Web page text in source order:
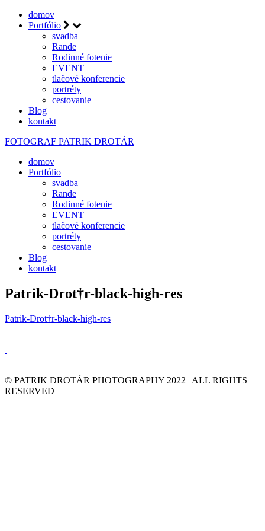
domov
Portfólio
svadba
Rande
Rodinné fotenie
EVENT
tlačové konferencie
portréty
cestovanie
Blog
kontakt
FOTOGRAF PATRIK DROTÁR
domov
Portfólio
svadba
Rande
Rodinné fotenie
EVENT
tlačové konferencie
portréty
cestovanie
Blog
kontakt
Patrik-Drot†r-black-high-res
Patrik-Drot†r-black-high-res
© PATRIK DROTÁR PHOTOGRAPHY 2022 | ALL RIGHTS
RESERVED